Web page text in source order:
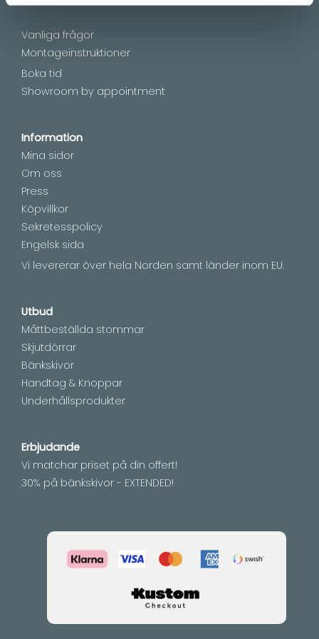
Vanliga frågor
Montageinstruktioner
Boka tid
Showroom by appointment
Information
Mina sidor
Om oss
Press
Köpvillkor
Sekretesspolicy
Engelsk sida
Vi levererar över hela Norden samt länder inom EU.
Utbud
Måttbeställda stommar
Skjutdörrar
Bänkskivor
Handtag & Knoppar
Underhållsprodukter
Erbjudande
Vi matchar priset på din offert!
30% på bänkskivor - EXTENDED!